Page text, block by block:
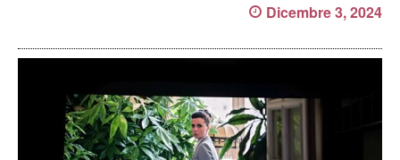
Dicembre 3, 2024